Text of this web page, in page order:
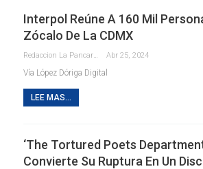
Interpol Reúne A 160 Mil
Zócalo De La CDMX
Redaccion La Pancarta De Quintana Roo Abr 25, 2024
Vía López Dóriga Digital
LEE MAS...
‘The Tortured Poets
Convierte Su Ruptura En Un